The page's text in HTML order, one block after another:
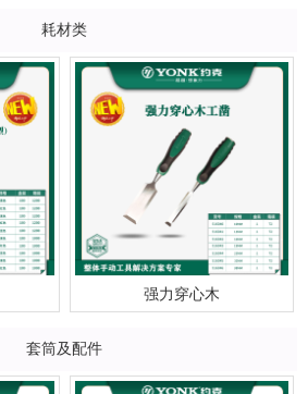
耗材类
强力穿心木
套筒及配件